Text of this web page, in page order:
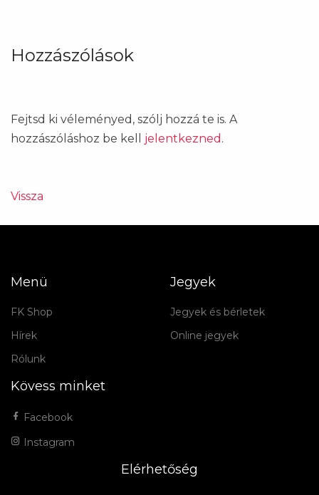
Hozzászólások
Fejtsd ki véleményed, szólj hozzá te is. A
hozzászóláshoz be kell jelentkezned .
Vissza
Menü
FK Shop
Hírek
Rólunk
Jegyek
Jegyek és bérletek
Online jegyek
Kövess minket
Facebook
Instagram
Elérhetőség